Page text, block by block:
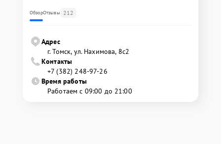
ОбзорОтзывы 212
Адрес
г. Томск, ул. Нахимова, 8с2
Контакты
+7 (382) 248-97-26
Время работы
Работаем с 09:00 до 21:00